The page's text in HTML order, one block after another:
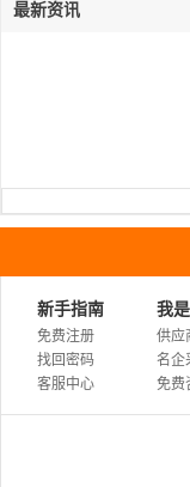
最新资讯
新手指南
免费注册
找回密码
客服中心
我
供应
名企
免费